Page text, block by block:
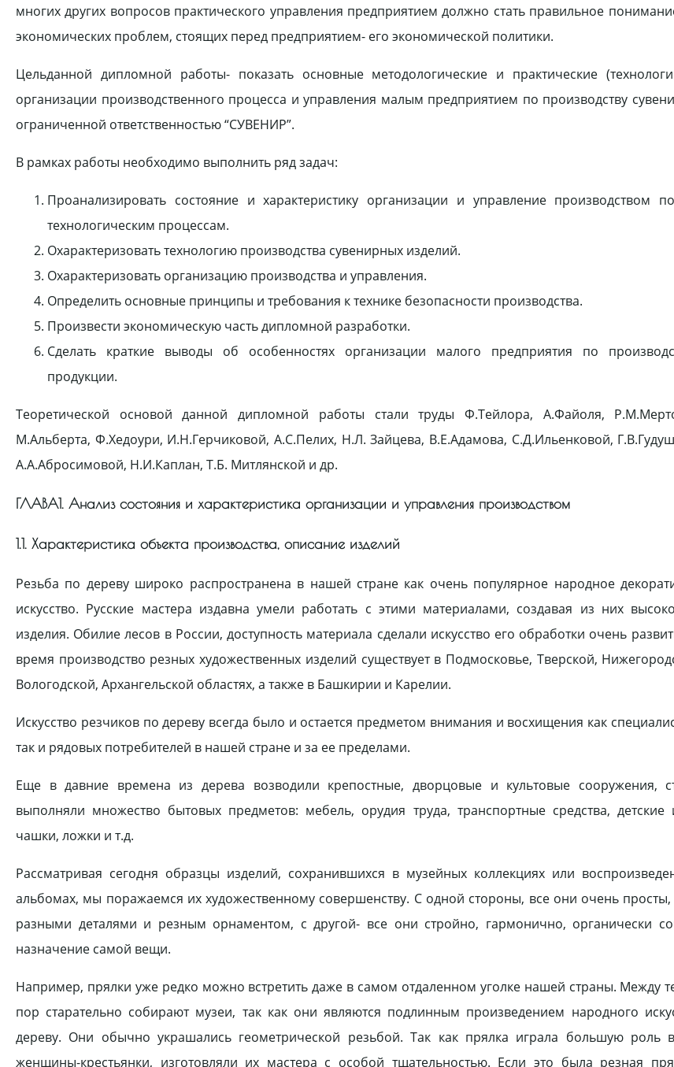
многих других вопросов практического управления предприятием должно стать правильное
экономических проблем, стоящих перед предприятием- его экономической политики.
Цельданной дипломной работы- показать основные методологические и практические
организации производственного процесса и управления малым предприятием по производству
ограниченной ответственностью “СУВЕНИР”.
В рамках работы необходимо выполнить ряд задач:
Проанализировать состояние и характеристику организации и управление производством
технологическим процессам.
Охарактеризовать технологию производства сувенирных изделий.
Охарактеризовать организацию производства и управления.
Определить основные принципы и требования к технике безопасности производства.
Произвести экономическую часть дипломной разработки.
Сделать краткие выводы об особенностях организации малого предприятия по
продукции.
Теоретической основой данной дипломной работы стали труды Ф.Тейлора, А.Файоля,
М.Альберта, Ф.Хедоури, И.Н.Герчиковой, А.С.Пелих, Н.Л. Зайцева, В.Е.Адамова, С.Д.Ильенковой,
А.А.Абросимовой, Н.И.Каплан, Т.Б. Митлянской и др.
ГЛАВА1. Анализ состояния и характеристика организации и управления производством
1.1. Характеристика объекта производства, описание изделий
Резьба по дереву широко распространена в нашей стране как очень популярное народное
искусство. Русские мастера издавна умели работать с этими материалами, создавая из них
изделия. Обилие лесов в России, доступность материала сделали искусство его обработки очень
время производство резных художественных изделий существует в Подмосковье, Тверской,
Вологодской, Архангельской областях, а также в Башкирии и Карелии.
Искусство резчиков по дереву всегда было и остается предметом внимания и восхищения как
так и рядовых потребителей в нашей стране и за ее пределами.
Еще в давние времена из дерева возводили крепостные, дворцовые и культовые сооружения,
выполняли множество бытовых предметов: мебель, орудия труда, транспортные средства,
чашки, ложки и т.д.
Рассматривая сегодня образцы изделий, сохранившихся в музейных коллекциях или
альбомах, мы поражаемся их художественному совершенству. С одной стороны, все они очень
разными деталями и резным орнаментом, с другой- все они стройно, гармонично, органически
назначение самой вещи.
Например, прялки уже редко можно встретить даже в самом отдаленном уголке нашей страны. Между
пор старательно собирают музеи, так как они являются подлинным произведением народного
дереву. Они обычно украшались геометрической резьбой. Так как прялка играла большую роль
женщины-крестьянки, изготовляли их мастера с особой тщательностью. Если это была резная